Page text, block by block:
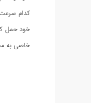
کدام سرعت
خاصی به